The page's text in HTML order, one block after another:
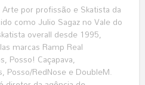
por profissão e Skatista da
como Julio Sagaz no Vale do
overall desde 1995,
marcas Ramp Real
Posso! Caçapava,
Posso/RedNose e DoubleM.